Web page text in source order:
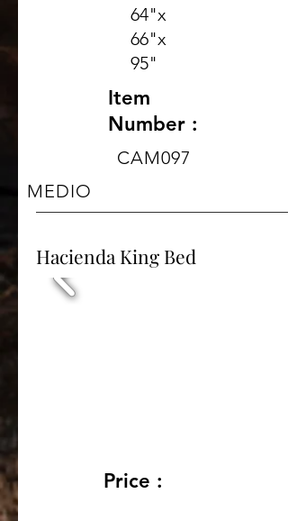
64"x
66"x
95"
Item
Number :
CAM097
MEDIO
Hacienda King Bed
Price :